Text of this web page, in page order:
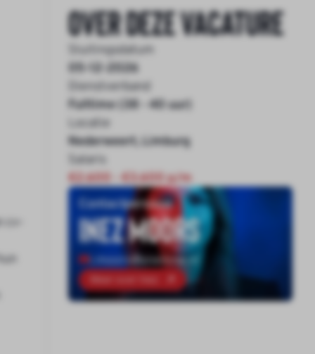
Over deze vacature
Sluitingsdatum
05-12-2026
Dienstverband
Fulltime (38 - 40 uur)
Locatie
Nederweert, Limburg
Salaris
€2.600 - €3.600 p/m
Contactpersoon
Inez Moors
i.moors@onenine.nl
Meer over Inez